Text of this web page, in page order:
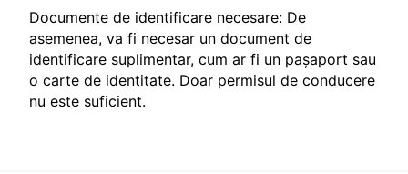
Documente de identificare necesare: De
asemenea, va fi necesar un document de
identificare suplimentar, cum ar fi un pașaport sau
o carte de identitate. Doar permisul de conducere
nu este suficient.